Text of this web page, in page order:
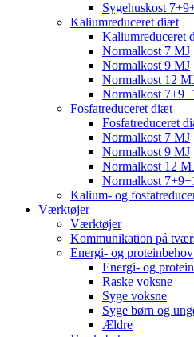
Sygehuskost
Kaliumreduceret diæt
Kaliumreduceret
Normalkost 7 MJ
Normalkost 9 MJ
Normalkost 12
Normalkost
Fosfatreduceret diæt
Fosfatreduceret
Normalkost 7 MJ
Normalkost 9 MJ
Normalkost 12
Normalkost
Kalium- og
Værktøjer
Værktøjer
Kommunikation på
Energi- og proteinbehov
Energi- og
Raske voksne
Syge voksne
Syge børn og
Ældre